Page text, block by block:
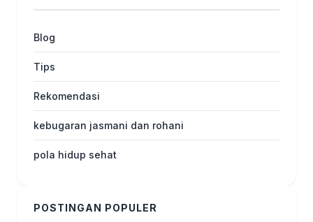
Blog
Tips
Rekomendasi
kebugaran jasmani dan rohani
pola hidup sehat
POSTINGAN POPULER